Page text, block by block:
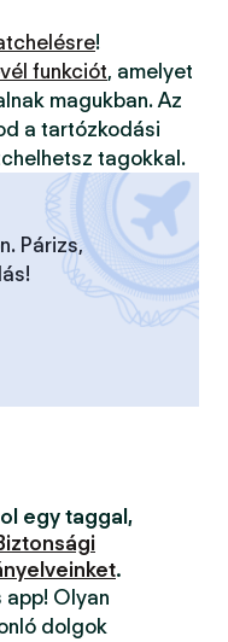
!
funkciót, amelyet
magukban. Az
a tartózkodási
tagokkal.
Párizs,
egy taggal,
.
app! Olyan
dolgok